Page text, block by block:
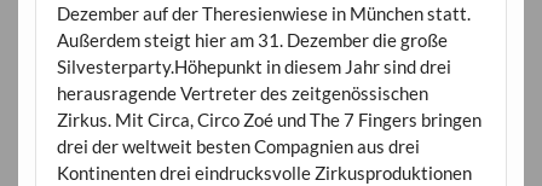
Dezember auf der Theresienwiese in München statt.
Außerdem steigt hier am 31. Dezember die große
Silvesterparty.Höhepunkt in diesem Jahr sind drei
herausragende Vertreter des zeitgenössischen
Zirkus. Mit Circa, Circo Zoé und The 7 Fingers bringen
drei der weltweit besten Compagnien aus drei
Kontinenten drei eindrucksvolle Zirkusproduktionen